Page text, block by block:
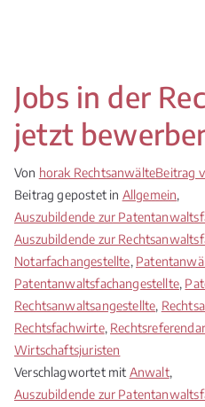
Jobs in der
jetzt
Von horak RechtsanwälteBeitrag
Beitrag gepostet in Allgemein,
Auszubildende zur
Auszubildende zur
Notarfachangestellte,
Patentanwaltsfachangestellte,
Rechtsanwaltsangestellte,
Rechtsfachwirte,
Wirtschaftsjuristen
Verschlagwortet mit Anwalt,
Auszubildende zur